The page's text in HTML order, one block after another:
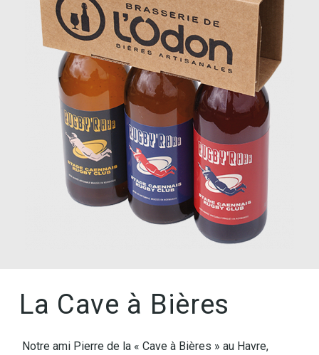
La Cave à Bières
Notre ami Pierre de la « Cave à Bières » au Havre,